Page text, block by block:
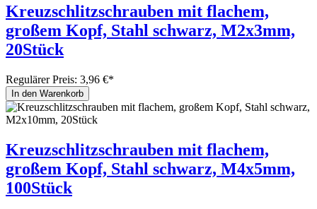
Kreuzschlitzschrauben mit flachem,
großem Kopf, Stahl schwarz, M2x3mm,
20Stück
Regulärer Preis: 3,96 €*
In den Warenkorb
Kreuzschlitzschrauben mit flachem,
großem Kopf, Stahl schwarz, M4x5mm,
100Stück